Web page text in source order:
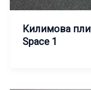
Килимова
Space 1